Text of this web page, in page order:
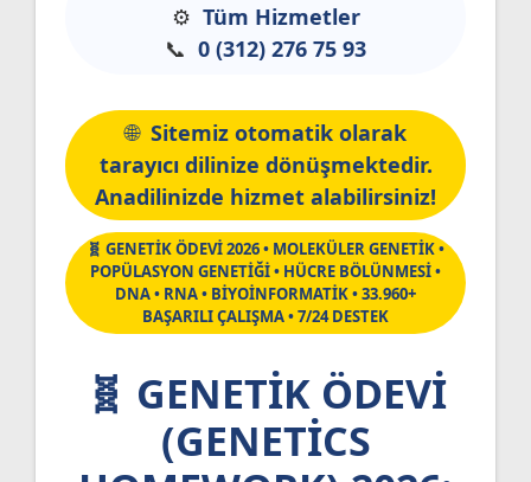
Tüm Hizmetler
0 (312) 276 75 93
Sitemiz otomatik olarak
tarayıcı dilinize dönüşmektedir.
Anadilinizde hizmet alabilirsiniz!
🧬 GENETİK ÖDEVİ 2026 • MOLEKÜLER GENETİK •
POPÜLASYON GENETİĞİ • HÜCRE BÖLÜNMESİ •
DNA • RNA • BİYOİNFORMATİK • 33.960+
BAŞARILI ÇALIŞMA • 7/24 DESTEK
🧬 GENETIK ÖDEVI
(GENETICS